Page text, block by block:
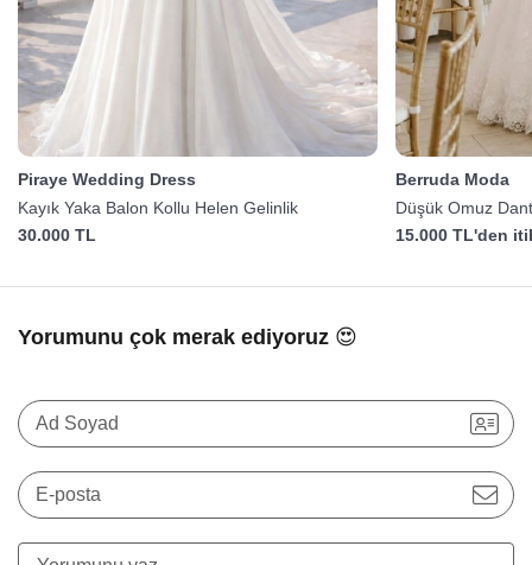
Piraye Wedding Dress
Kayık Yaka Balon Kollu Helen Gelinlik
30.000 TL
Berruda Moda
Düşük Omuz
15.000 TL'den
Yorumunu çok merak ediyoruz 😍
Ad Soyad
E-posta